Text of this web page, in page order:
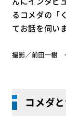
るコメダの「
てお話を伺い
撮影／前田一樹
コメダ